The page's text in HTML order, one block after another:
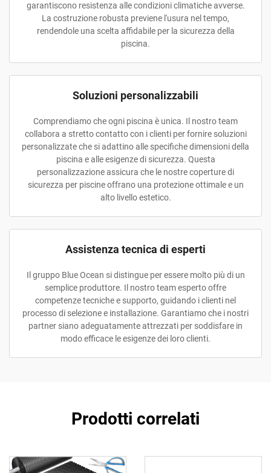
garantiscono resistenza alle condizioni climatiche avverse.
La costruzione robusta previene l'usura nel tempo,
rendendole una scelta affidabile per la sicurezza della
piscina.
Soluzioni personalizzabili
Comprendiamo che ogni piscina è unica. Il nostro team
collabora a stretto contatto con i clienti per fornire soluzioni
personalizzate che si adattino alle specifiche dimensioni della
piscina e alle esigenze di sicurezza. Questa
personalizzazione assicura che le nostre coperture di
sicurezza per piscine offrano una protezione ottimale e un
alto livello estetico.
Assistenza tecnica di esperti
Il gruppo Blue Ocean si distingue per essere molto più di un
semplice produttore. Il nostro team esperto offre
competenze tecniche e supporto, guidando i clienti nel
processo di selezione e installazione. Garantiamo che i nostri
partner siano adeguatamente attrezzati per soddisfare in
modo efficace le esigenze dei loro clienti.
Prodotti correlati